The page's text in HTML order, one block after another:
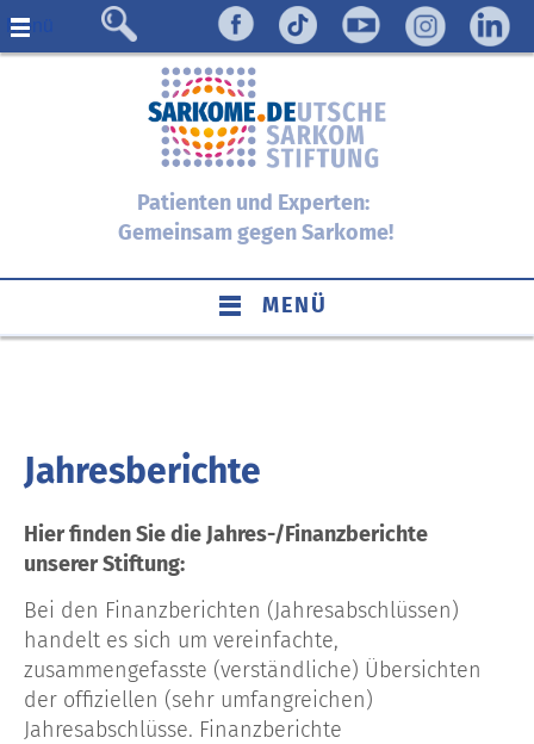
Menü
Patienten und Experten:
Gemeinsam gegen Sarkome!
MENÜ
Jahresberichte
Hier finden Sie die Jahres-/Finanzberichte
unserer Stiftung:
Bei den Finanzberichten (Jahresabschlüssen)
handelt es sich um vereinfachte,
zusammengefasste (verständliche) Übersichten
der offiziellen (sehr umfangreichen)
Jahresabschlüsse. Finanzberichte